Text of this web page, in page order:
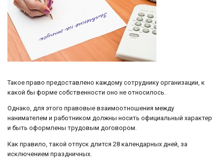
Такое право предоставлено каждому сотруднику организации, к
какой бы форме собственности оно не относилось.
Однако, для этого правовые взаимоотношения между
нанимателем и работником должны носить официальный характер
и быть оформлены трудовым договором.
Как правило, такой отпуск длится 28 календарных дней, за
исключением праздничных.